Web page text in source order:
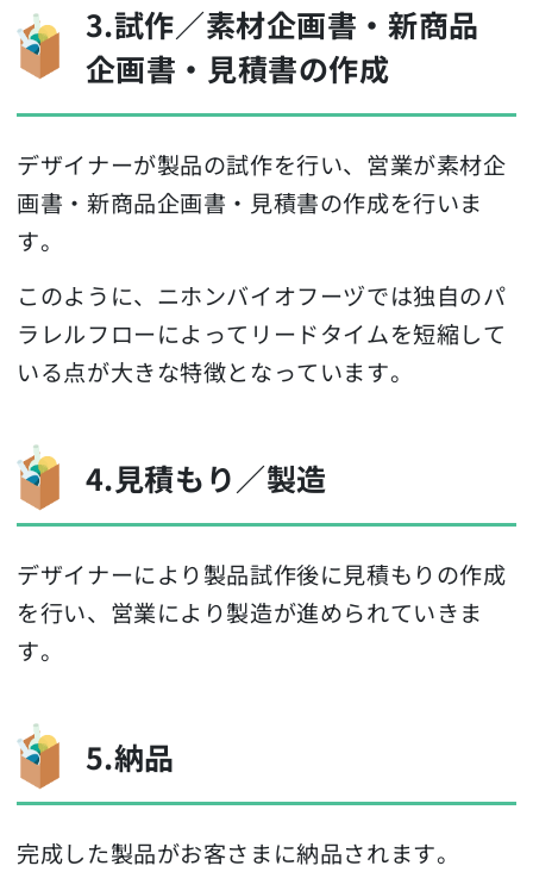
3.試作／素材企画書・新商品
企画書・見積書の作成
デザイナーが製品の試作を行い、営業が素材企
画書・新商品企画書・見積書の作成を行いま
す。
このように、ニホンバイオフーヅでは独自のパ
ラレルフローによってリードタイムを短縮して
いる点が大きな特徴となっています。
4.見積もり／製造
デザイナーにより製品試作後に見積もりの作成
を行い、営業により製造が進められていきま
す。
5.納品
完成した製品がお客さまに納品されます。